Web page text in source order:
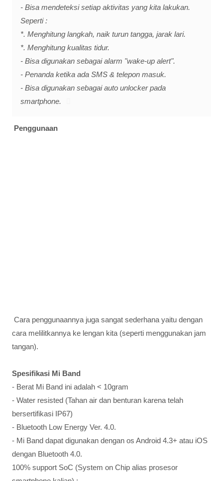
- Bisa mendeteksi setiap aktivitas yang kita lakukan.
Seperti :
*. Menghitung langkah, naik turun tangga, jarak lari.
*. Menghitung kualitas tidur.
- Bisa digunakan sebagai alarm "wake-up alert".
- Penanda ketika ada SMS & telepon masuk.
- Bisa digunakan sebagai auto unlocker pada
smartphone.
Penggunaan
Cara penggunaannya juga sangat sederhana yaitu dengan
cara melilitkannya ke lengan kita (seperti menggunakan jam
tangan).
Spesifikasi Mi Band
- Berat Mi Band ini adalah < 10gram
- Water resisted (Tahan air dan benturan karena telah
bersertifikasi IP67)
- Bluetooth Low Energy Ver. 4.0.
- Mi Band dapat digunakan dengan os Android 4.3+ atau iOS
dengan Bluetooth 4.0.
100% support SoC (System on Chip alias prosesor